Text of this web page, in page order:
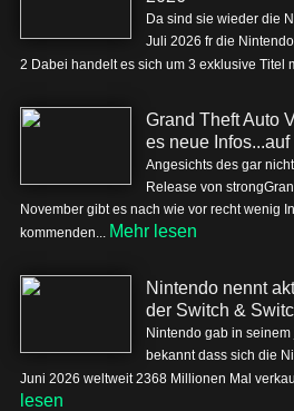
Da sind sie wieder die
Juli 2026 fr die
2 Dabei handelt es sich um 3 exklusive Titel
Grand Theft Auto
es neue
Angesichts des gar
Release von
November gibt es nach wie vor recht wenig
kommenden... Mehr lesen
Nintendo nennt
der Switch &
Nintendo gab in
bekannt dass sich die
Juni 2026 weltweit 2368 Millionen Mal
lesen